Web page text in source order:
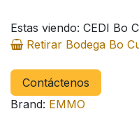
Estas viendo: CEDI Bo
Retirar Bodega Bo
Contáctenos
Brand: EMMO